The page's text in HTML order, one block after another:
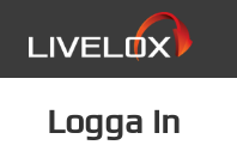
Logga in